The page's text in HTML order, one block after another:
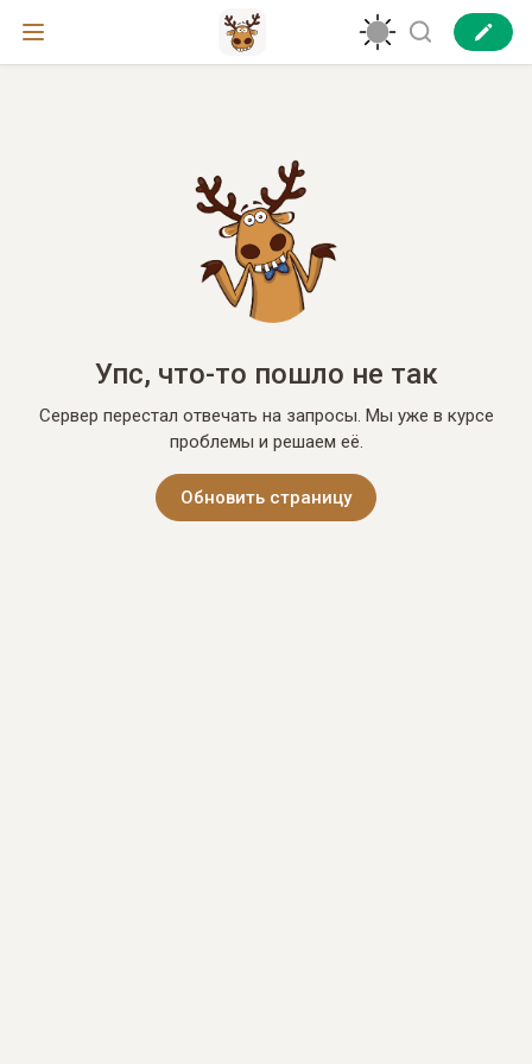
Упс, что-то пошло не так
Сервер перестал отвечать на запросы. Мы уже в курсе
проблемы и решаем её.
Обновить страницу